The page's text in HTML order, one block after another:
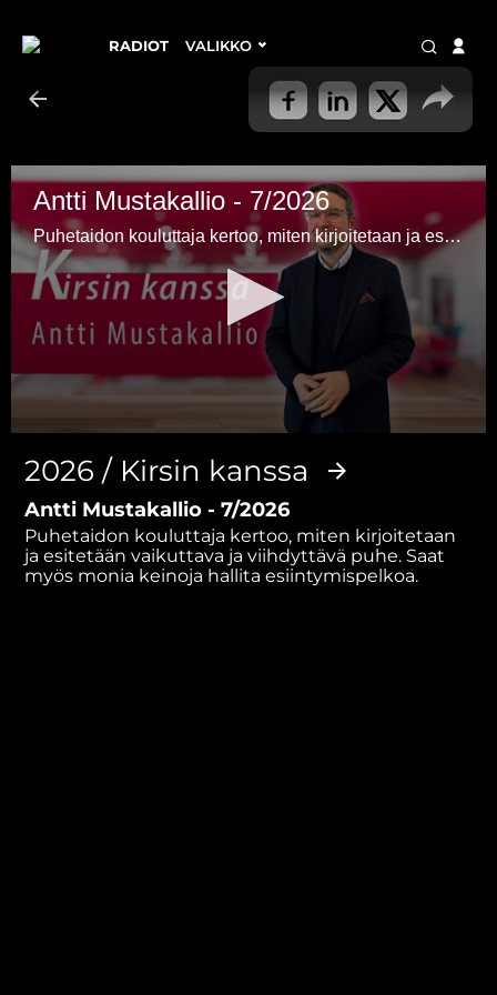
RADIOT VALIKKO
Antti Mustakallio - 7/2026
Puhetaidon kouluttaja kertoo, miten kirjoitetaan ja esitetään vakuuttava, vaikuttava ja viihdyttävä puhe. Saat myös monia keinoja hallita esiintymispelkoa.
seconds
minutes,
seconds
2026 / Kirsin kanssa
Antti Mustakallio - 7/2026
Puhetaidon kouluttaja kertoo, miten kirjoitetaan
ja esitetään vaikuttava ja viihdyttävä puhe. Saat
myös monia keinoja hallita esiintymispelkoa.